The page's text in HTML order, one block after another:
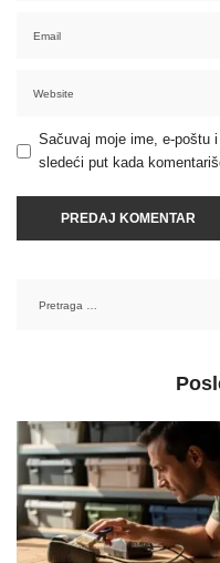
Sačuvaj moje ime, e-poštu
sledeći put kada